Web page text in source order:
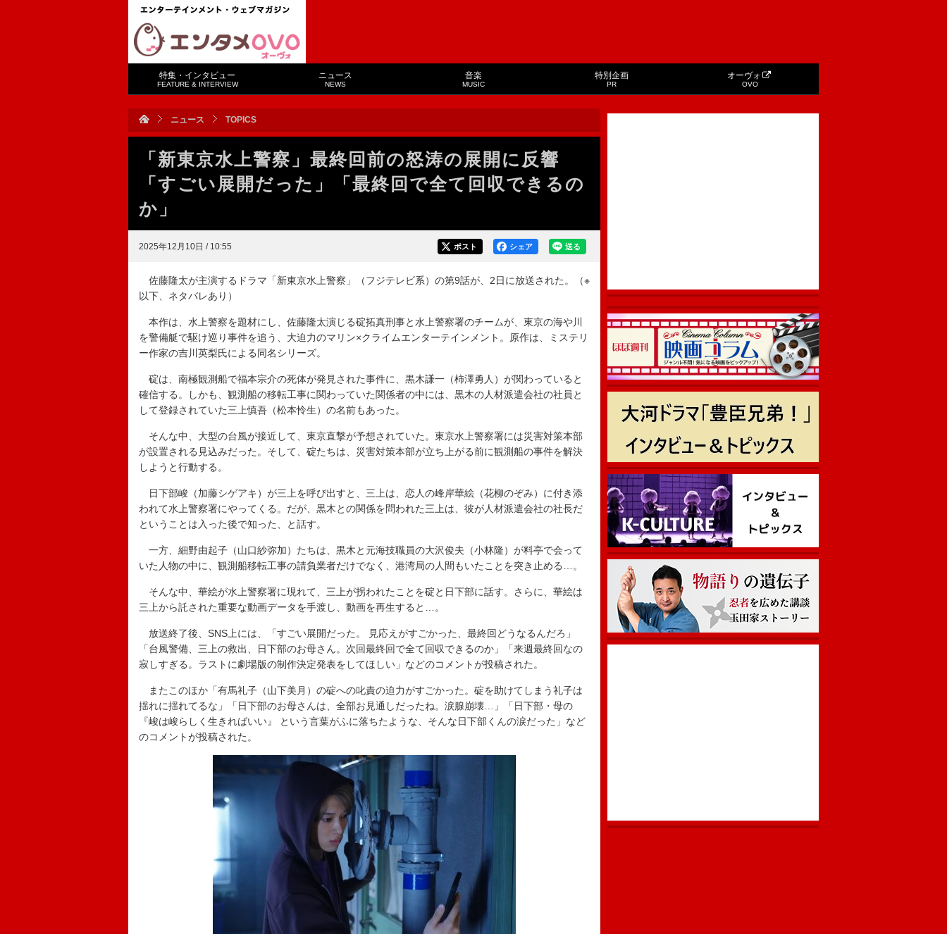
特集・インタビュー
FEATURE & INTERVIEW
ニュース
NEWS
音楽
MUSIC
特別企画
PR
オーヴォ
OVO
ニュース TOPICS
「新東京水上警察」最終回前の怒涛の展開に反響
「すごい展開だった」「最終回で全て回収できるの
か」
2025年12月10日 / 10:55 送る
シェア
ポスト
佐藤隆太が主演するドラマ「新東京水上警察」（フジテレビ系）の第9話が、2日に放送された。（※
以下、ネタバレあり）
本作は、水上警察を題材にし、佐藤隆太演じる碇拓真刑事と水上警察署のチームが、東京の海や川
を警備艇で駆け巡り事件を追う、大迫力のマリン×クライムエンターテインメント。原作は、ミステリ
ー作家の吉川英梨氏による同名シリーズ。
碇は、南極観測船で福本宗介の死体が発見された事件に、黒木謙一（柿澤勇人）が関わっていると
確信する。しかも、観測船の移転工事に関わっていた関係者の中には、黒木の人材派遣会社の社員と
して登録されていた三上慎吾（松本怜生）の名前もあった。
そんな中、大型の台風が接近して、東京直撃が予想されていた。東京水上警察署には災害対策本部
が設置される見込みだった。そして、碇たちは、災害対策本部が立ち上がる前に観測船の事件を解決
しようと行動する。
日下部峻（加藤シゲアキ）が三上を呼び出すと、三上は、恋人の峰岸華絵（花柳のぞみ）に付き添
われて水上警察署にやってくる。だが、黒木との関係を問われた三上は、彼が人材派遣会社の社長だ
ということは入った後で知った、と話す。
一方、細野由起子（山口紗弥加）たちは、黒木と元海技職員の大沢俊夫（小林隆）が料亭で会って
いた人物の中に、観測船移転工事の請負業者だけでなく、港湾局の人間もいたことを突き止める…。
そんな中、華絵が水上警察署に現れて、三上が拐われたことを碇と日下部に話す。さらに、華絵は
三上から託された重要な動画データを手渡し、動画を再生すると…。
放送終了後、SNS上には、「すごい展開だった。 見応えがすごかった、最終回どうなるんだろ」
「台風警備、三上の救出、日下部のお母さん。次回最終回で全て回収できるのか」「来週最終回なの
寂しすぎる。ラストに劇場版の制作決定発表をしてほしい」などのコメントが投稿された。
またこのほか「有馬礼子（山下美月）の碇への叱責の迫力がすごかった。碇を助けてしまう礼子は
揺れに揺れてるな」「日下部のお母さんは、全部お見通しだったね。涙腺崩壊…」「日下部・母の
『峻は峻らしく生きればいい』 という言葉がふに落ちたような、そんな日下部くんの涙だった」など
のコメントが投稿された。